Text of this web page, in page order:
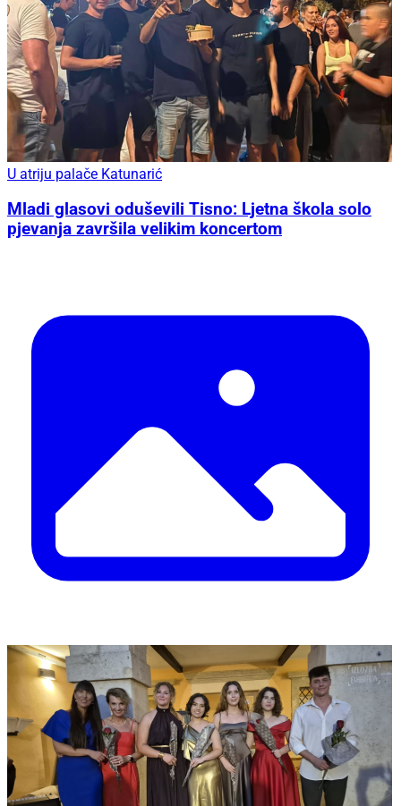
U atriju palače Katunarić
Mladi glasovi oduševili Tisno: Ljetna škola solo
pjevanja završila velikim koncertom